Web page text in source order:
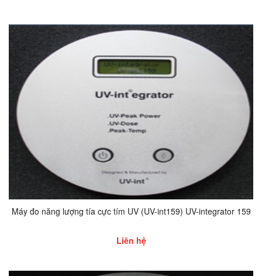
Máy đo năng lượng tía cực tím UV (UV-int159) UV-integrator 159
Liên hệ